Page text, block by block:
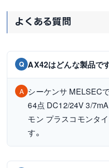
よくある質問
Q AX42はどんな製品で
A シーケンサ MELSEC
64点 DC12/24V 3/
モン プラスコモンタ
す。